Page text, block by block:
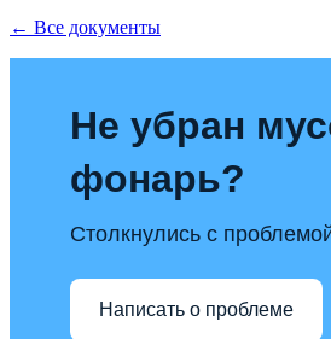
← Все документы
Не убран
фонарь?
Столкнулись с
Написать о проблеме